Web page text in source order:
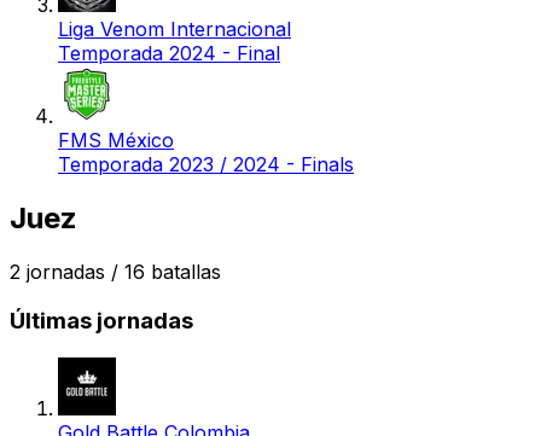
Liga Venom Internacional
Temporada 2024 - Final
FMS México
Temporada 2023 / 2024 - Finals
Juez
2 jornadas / 16 batallas
Últimas jornadas